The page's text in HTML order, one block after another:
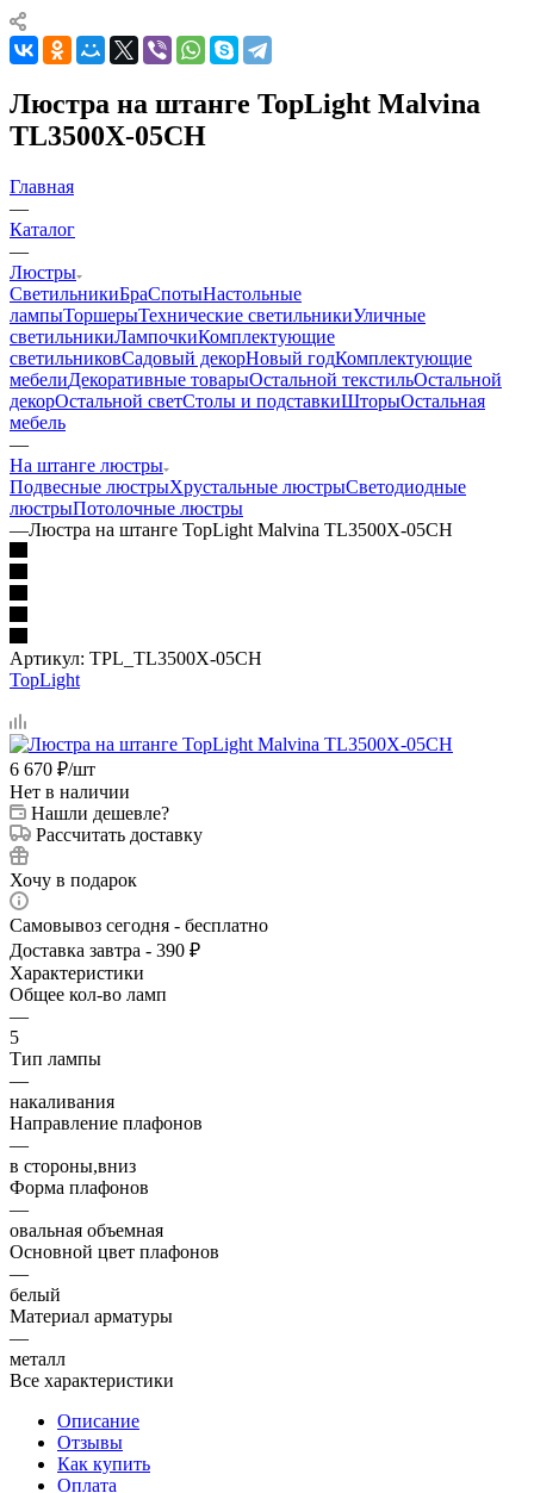
Люстра на штанге TopLight Malvina
TL3500X-05CH
Главная
—
Каталог
—
Люстры
СветильникиБраСпотыНастольные
лампыТоршерыТехнические светильникиУличные
светильникиЛампочкиКомплектующие
светильниковСадовый декорНовый годКомплектующие
мебелиДекоративные товарыОстальной текстильОстальной
декорОстальной светСтолы и подставкиШторыОстальная
мебель
—
На штанге люстры
Подвесные люстрыХрустальные люстрыСветодиодные
люстрыПотолочные люстры
—Люстра на штанге TopLight Malvina TL3500X-05CH
Артикул: TPL_TL3500X-05CH
TopLight
6 670 ₽/шт
Нет в наличии
Нашли дешевле?
Рассчитать доставку
Хочу в подарок
Самовывоз сегодня - бесплатно
Доставка завтра - 390 ₽
Характеристики
Общее кол-во ламп
—
5
Тип лампы
—
накаливания
Направление плафонов
—
в стороны,вниз
Форма плафонов
—
овальная объемная
Основной цвет плафонов
—
белый
Материал арматуры
—
металл
Все характеристики
Описание
Отзывы
Как купить
Оплата